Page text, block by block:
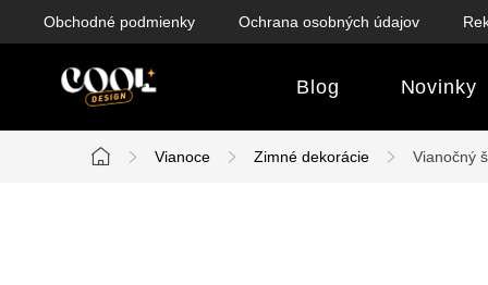
Obchodné podmienky Ochrana osobných údajov
Blog Novinky
Domov
Vianoce Zimné dekorácie Vianočný